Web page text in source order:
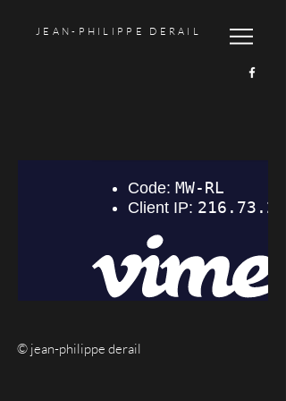
JEAN-PHILIPPE DERAIL
© jean-philippe derail